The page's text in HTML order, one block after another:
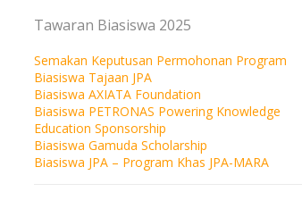
Tawaran Biasiswa 2025
Semakan Keputusan Permohonan Program
Biasiswa Tajaan JPA
Biasiswa AXIATA Foundation
Biasiswa PETRONAS Powering Knowledge
Education Sponsorship
Biasiswa Gamuda Scholarship
Biasiswa JPA – Program Khas JPA-MARA